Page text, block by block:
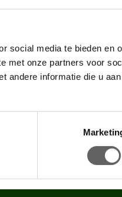
social media te bieden en
met onze partners voor
andere informatie die u
crozier, die het
vormen hebben. Betekenis: